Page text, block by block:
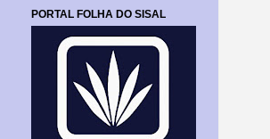
PORTAL FOLHA DO SISAL